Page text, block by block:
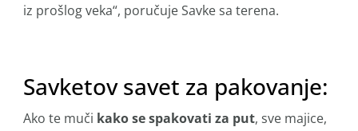
iz prošlog veka“, poručuje Savke sa terena.
Savketov savet za pakovanje:
Ako te muči kako se spakovati za put, sve majice,